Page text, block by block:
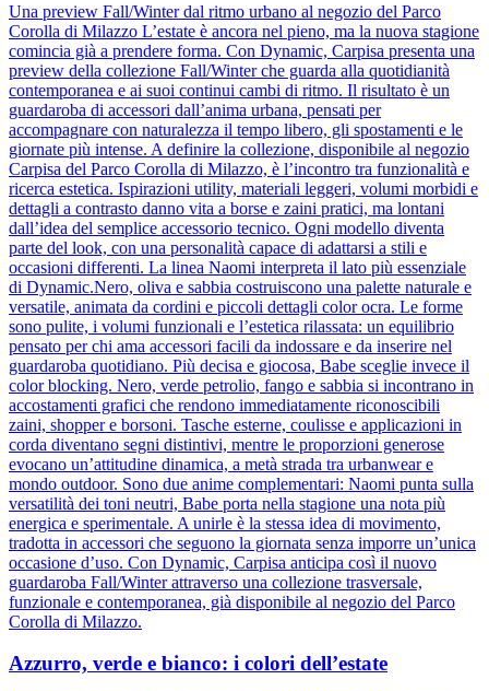
Una preview Fall/Winter dal ritmo urbano al negozio del Parco
Corolla di Milazzo L’estate è ancora nel pieno, ma la nuova stagione
comincia già a prendere forma. Con Dynamic, Carpisa presenta una
preview della collezione Fall/Winter che guarda alla quotidianità
contemporanea e ai suoi continui cambi di ritmo. Il risultato è un
guardaroba di accessori dall’anima urbana, pensati per
accompagnare con naturalezza il tempo libero, gli spostamenti e le
giornate più intense. A definire la collezione, disponibile al negozio
Carpisa del Parco Corolla di Milazzo, è l’incontro tra funzionalità e
ricerca estetica. Ispirazioni utility, materiali leggeri, volumi morbidi e
dettagli a contrasto danno vita a borse e zaini pratici, ma lontani
dall’idea del semplice accessorio tecnico. Ogni modello diventa
parte del look, con una personalità capace di adattarsi a stili e
occasioni differenti. La linea Naomi interpreta il lato più essenziale
di Dynamic.Nero, oliva e sabbia costruiscono una palette naturale e
versatile, animata da cordini e piccoli dettagli color ocra. Le forme
sono pulite, i volumi funzionali e l’estetica rilassata: un equilibrio
pensato per chi ama accessori facili da indossare e da inserire nel
guardaroba quotidiano. Più decisa e giocosa, Babe sceglie invece il
color blocking. Nero, verde petrolio, fango e sabbia si incontrano in
accostamenti grafici che rendono immediatamente riconoscibili
zaini, shopper e borsoni. Tasche esterne, coulisse e applicazioni in
corda diventano segni distintivi, mentre le proporzioni generose
evocano un’attitudine dinamica, a metà strada tra urbanwear e
mondo outdoor. Sono due anime complementari: Naomi punta sulla
versatilità dei toni neutri, Babe porta nella stagione una nota più
energica e sperimentale. A unirle è la stessa idea di movimento,
tradotta in accessori che seguono la giornata senza imporre un’unica
occasione d’uso. Con Dynamic, Carpisa anticipa così il nuovo
guardaroba Fall/Winter attraverso una collezione trasversale,
funzionale e contemporanea, già disponibile al negozio del Parco
Corolla di Milazzo.
Azzurro, verde e bianco: i colori dell’estate